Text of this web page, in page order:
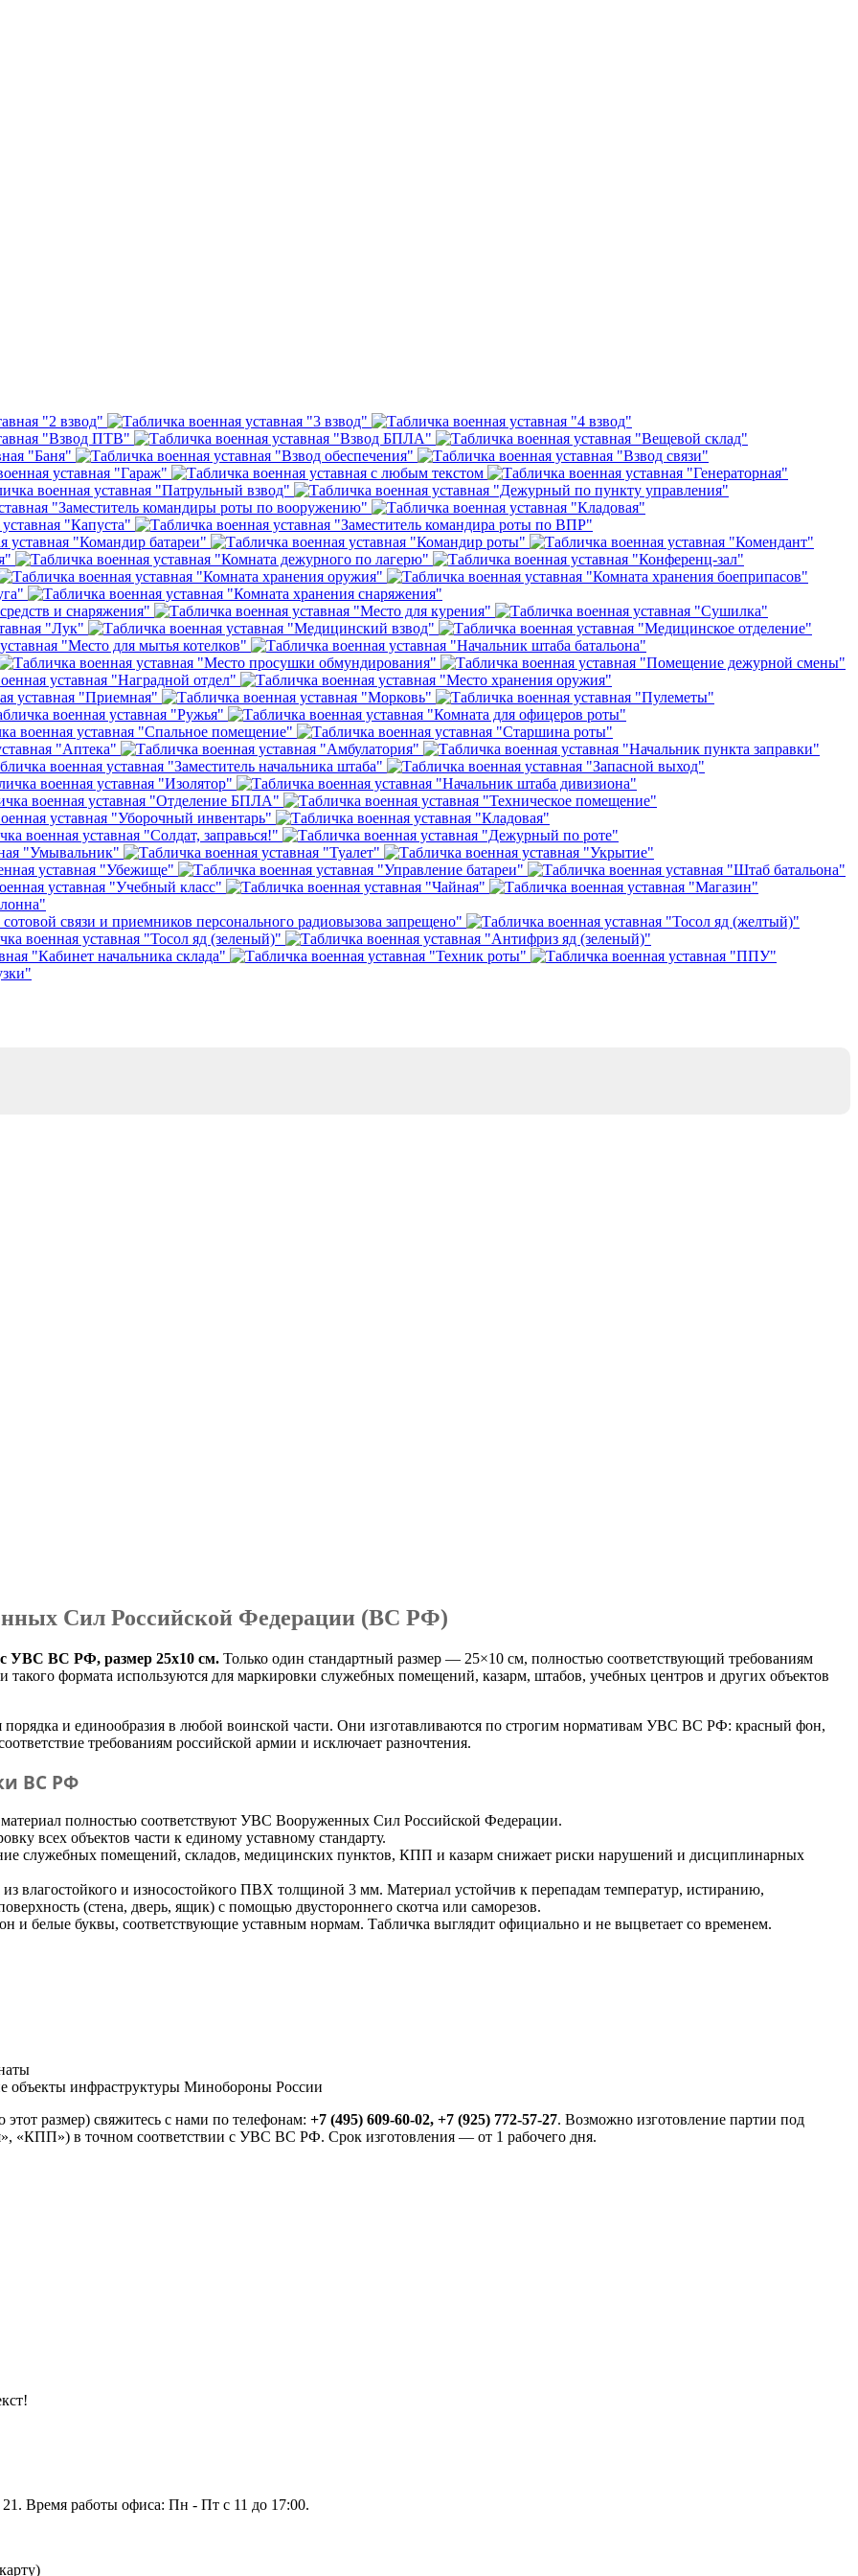
Сил Российской Федерации (ВС РФ)
с УВС ВС РФ, размер 25х10 см. Только один стандартный размер — 25×10 см, полностью соответствующий требованиям
формата используются для маркировки служебных помещений, казарм, штабов, учебных центров и других объектов
и единообразия в любой воинской части. Они изготавливаются по строгим нормативам УВС ВС РФ: красный фон,
требованиям российской армии и исключает разночтения.
ВС РФ
полностью соответствуют УВС Вооруженных Сил Российской Федерации.
всех объектов части к единому уставному стандарту.
служебных помещений, складов, медицинских пунктов, КПП и казарм снижает риски нарушений и дисциплинарных
влагостойкого и износостойкого ПВХ толщиной 3 мм. Материал устойчив к перепадам температур, истиранию,
(стена, дверь, ящик) с помощью двустороннего скотча или саморезов.
и белые буквы, соответствующие уставным нормам. Табличка выглядит официально и не выцветает со временем.
инфраструктуры Минобороны России
размер) свяжитесь с нами по телефонам: +7 (495) 609-60-02, +7 (925) 772-57-27. Возможно изготовление партии под
«КПП») в точном соответствии с УВС ВС РФ. Срок изготовления — от 1 рабочего дня.
Время работы офиса: Пн - Пт с 11 до 17:00.